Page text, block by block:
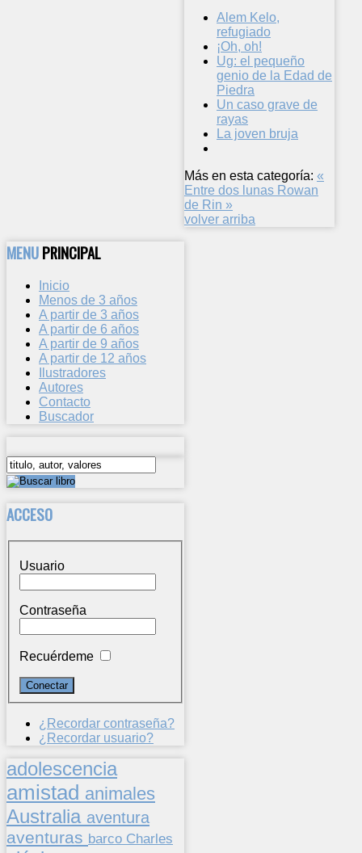
Alem Kelo,
refugiado
¡Oh, oh!
Ug: el pequeño
genio de la Edad de
Piedra
Un caso grave de
rayas
La joven bruja
Más en esta categoría: «
Entre dos lunas Rowan
de Rin »
volver arriba
MENUPRINCIPAL
Inicio
Menos de 3 años
A partir de 3 años
A partir de 6 años
A partir de 9 años
A partir de 12 años
Ilustradores
Autores
Contacto
Buscador
ACCESO
Usuario
Contraseña
Recuérdeme
¿Recordar contraseña?
¿Recordar usuario?
adolescencia
amistad animales
Australia aventura
aventuras barco Charles